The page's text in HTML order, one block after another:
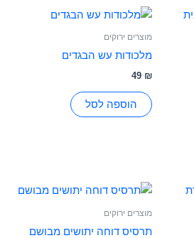
מוצרים ירוקים
מלכודות עש הבגדים
49 ₪
הוספה לסל
מוצרים ירוקים
תרסיס דוחה יתושים מבושם